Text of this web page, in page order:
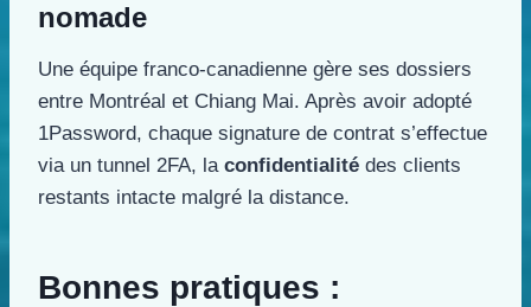
nomade
Une équipe franco-canadienne gère ses dossiers
entre Montréal et Chiang Mai. Après avoir adopté
1Password, chaque signature de contrat s’effectue
via un tunnel 2FA, la confidentialité des clients
restants intacte malgré la distance.
Bonnes pratiques :